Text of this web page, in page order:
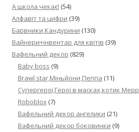
А школа чекає! (54)
Алфавіт та цифри (39)
Барвники,Кандурини (130)
Вайнери+інвентар для квітів (39)
Вафельний декор (829)
Baby boss (9)
Brawl star,Міньйони,Пеппа (11)
Cупергерої,Герої в масках,котик
Roboblox (7)
Вафельний декор ангелики (21)
Вафельний декор боковинки (9)